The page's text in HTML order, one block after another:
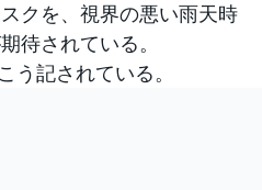
クを、視界の悪い雨天時
待されている。
う記されている。